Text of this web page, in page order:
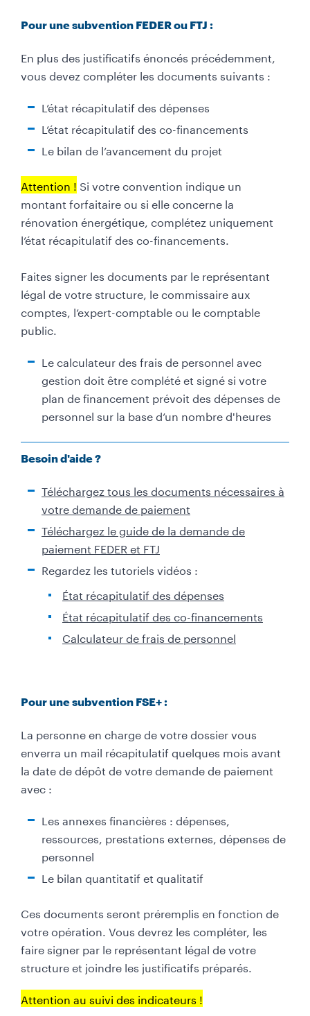
T
x
t
Pour une subvention FEDER ou FTJ :
En plus des justificatifs énoncés précédemment,
vous devez compléter les documents suivants :
L’état récapitulatif des dépenses
L’état récapitulatif des co-financements
Le bilan de l’avancement du projet
Attention ! Si votre convention indique un
montant forfaitaire ou si elle concerne la
rénovation énergétique, complétez uniquement
l’état récapitulatif des co-financements.
Faites signer les documents par le représentant
légal de votre structure, le commissaire aux
comptes, l’expert-comptable ou le comptable
public.
Le calculateur des frais de personnel avec
gestion doit être complété et signé si votre
plan de financement prévoit des dépenses de
personnel sur la base d’un nombre d'heures
Besoin d'aide ?
Téléchargez tous les documents nécessaires à
votre demande de paiement
Téléchargez le guide de la demande de
paiement FEDER et FTJ
Regardez les tutoriels vidéos :
État récapitulatif des dépenses
État récapitulatif des co-financements
Calculateur de frais de personnel
T
x
t
e
(
e
2
)
Pour une subvention FSE+ :
La personne en charge de votre dossier vous
enverra un mail récapitulatif quelques mois avant
la date de dépôt de votre demande de paiement
avec :
Les annexes financières : dépenses,
ressources, prestations externes, dépenses de
personnel
Le bilan quantitatif et qualitatif
Ces documents seront préremplis en fonction de
votre opération. Vous devrez les compléter, les
faire signer par le représentant légal de votre
structure et joindre les justificatifs préparés.
Attention au suivi des indicateurs !